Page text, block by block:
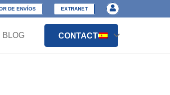
DE ENVÍOS EXTRANET
BLOG CONTACTO